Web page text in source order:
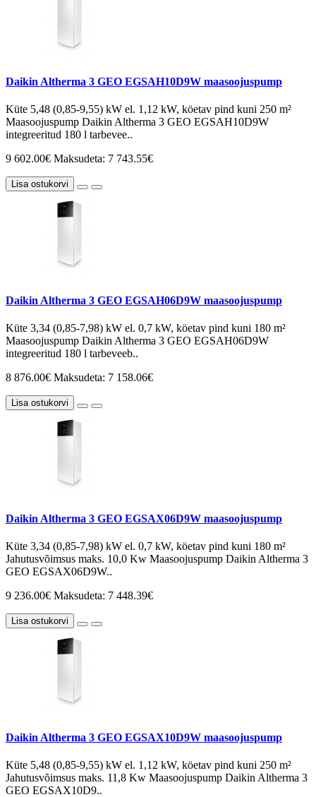
Daikin Altherma 3 GEO EGSAH10D9W maasoojuspump
Küte 5,48 (0,85-9,55) kW el. 1,12 kW, köetav pind kuni 250 m²
Maasoojuspump Daikin Altherma 3 GEO EGSAH10D9W
integreeritud 180 l tarbevee..
9 602.00€ Maksudeta: 7 743.55€
Lisa ostukorvi
Daikin Altherma 3 GEO EGSAH06D9W maasoojuspump
Küte 3,34 (0,85-7,98) kW el. 0,7 kW, köetav pind kuni 180 m²
Maasoojuspump Daikin Altherma 3 GEO EGSAH06D9W
integreeritud 180 l tarbeveeb..
8 876.00€ Maksudeta: 7 158.06€
Lisa ostukorvi
Daikin Altherma 3 GEO EGSAX06D9W maasoojuspump
Küte 3,34 (0,85-7,98) kW el. 0,7 kW, köetav pind kuni 180 m²
Jahutusvõimsus maks. 10,0 Kw Maasoojuspump Daikin Altherma 3
GEO EGSAX06D9W..
9 236.00€ Maksudeta: 7 448.39€
Lisa ostukorvi
Daikin Altherma 3 GEO EGSAX10D9W maasoojuspump
Küte 5,48 (0,85-9,55) kW el. 1,12 kW, köetav pind kuni 250 m²
Jahutusvõimsus maks. 11,8 Kw Maasoojuspump Daikin Altherma 3
GEO EGSAX10D9..